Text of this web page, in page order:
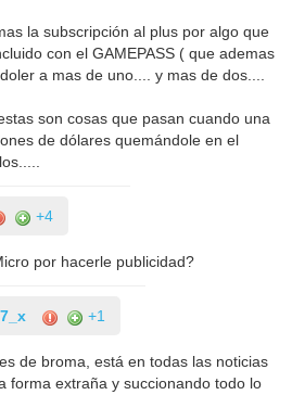
la subscripción al plus por algo que
con el GAMEPASS ( que ademas
a mas de uno.... y mas de dos....
son cosas que pasan cuando una
de dólares quemándole en el
+4
por hacerle publicidad?
+1
de broma, está en todas las noticias
forma extraña y succionando todo lo